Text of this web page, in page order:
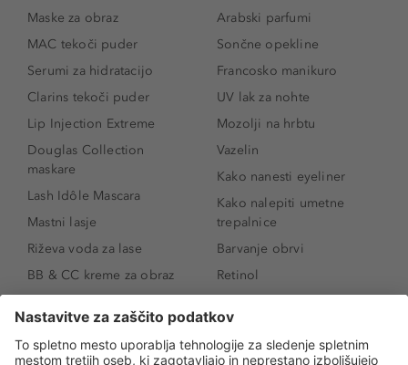
Maske za obraz
MAC tekoči puder
Serumi za hidratacijo
Clarins tekoči puder
Lip Injection Extreme
Douglas Collection
maskare
Lash Idôle Mascara
Mastni lasje
Riževa voda za lase
BB & CC kreme za obraz
SPF 30
Senčila za oči
Arabski parfumi
Sončne opekline
Francosko manikuro
UV lak za nohte
Mozolji na hrbtu
Vazelin
Kako nanesti eyeliner
Kako nalepiti umetne
trepalnice
Barvanje obrvi
Retinol
Niacinamid